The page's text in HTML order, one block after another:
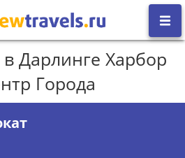
Дарлинге Харбор
Города